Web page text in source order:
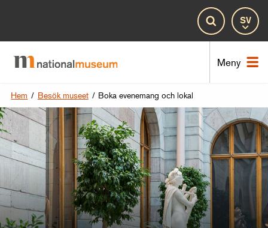
Meny
Sök
Hem / Besök museet / Boka evenemang och lokal